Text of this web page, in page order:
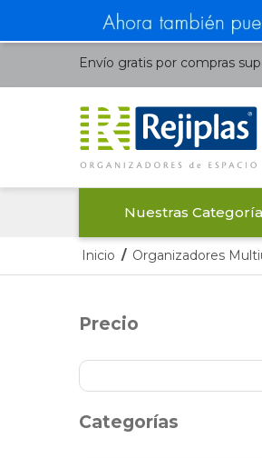
Envío gratis por compras
Nuestras
Inicio / Organizadores
Precio
Categorías